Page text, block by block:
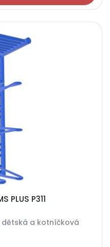
P311
a kotníčková